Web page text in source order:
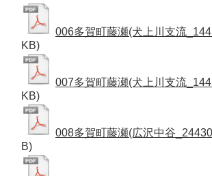
006多賀町藤瀬(犬上川支流
KB)
007多賀町藤瀬(犬上川支流
KB)
008多賀町藤瀬(広沢中谷
B)